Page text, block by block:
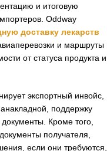
и итоговую
Oddway
доставку лекарств
и маршруты
от статуса продукта и
экспортный инвойс,
поддержку
Кроме того,
получателя,
если они требуются,